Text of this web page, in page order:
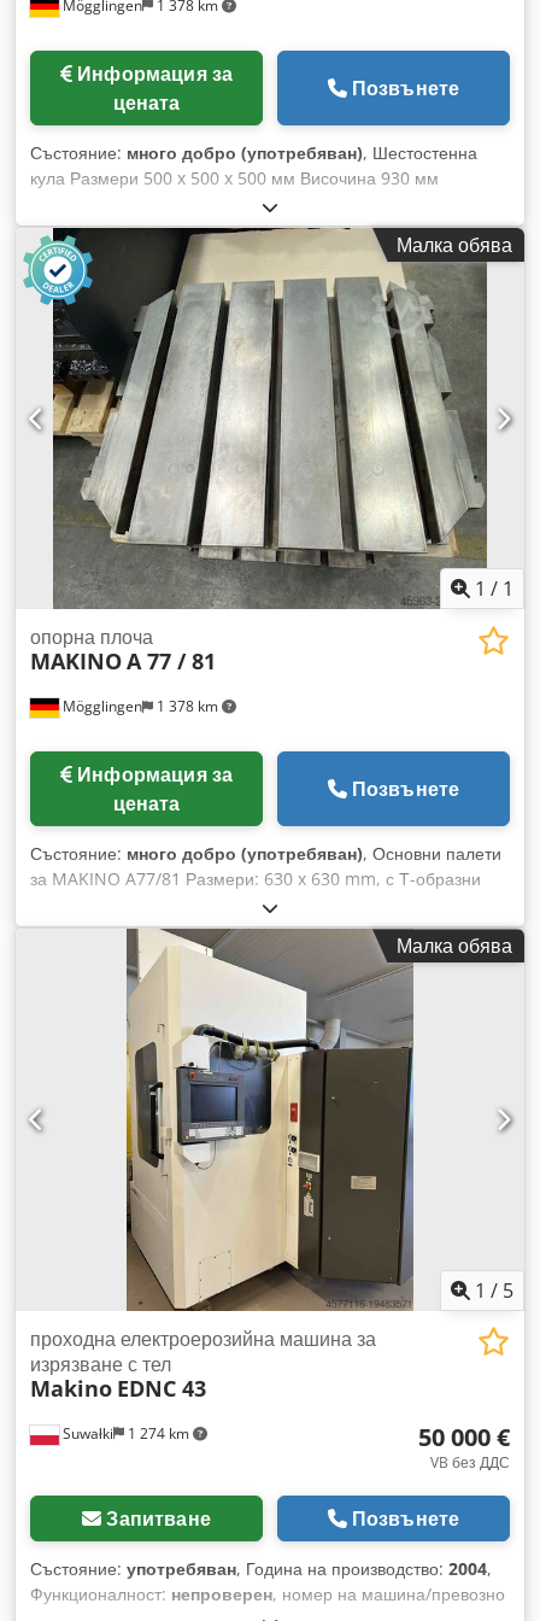
Mögglingen 1 378 km
Информация за
цената
Позвънете
Състояние: много добро (употребяван), Шестостенна
кула Размери 500 x 500 x 500 мм Височина 930 мм
Основна плоча 630 x 630 мм Растер 40 мм Dkedoyl
Swdjpfx Adter Двоен ъгъл Размери 630 x 200 мм Височина
760 мм Основна плоча 630 x 630 мм Растер 40 мм
Квадратна кула Размери 400 x 400 мм Височина 930 мм
Основна плоча 630 x 630 мм Растер 40 мм
Малка обява
1 / 1
Mögglingen 1 378 km
опорна плоча
MAKINOA 77 / 81
Информация за
цената
Позвънете
Състояние: много добро (употребяван), Основни палети
за MAKINO A77/81 Размери: 630 x 630 mm, с Т-образни
канали, разстояние между каналите 125 mm Dedpfxsyl Sv
To Adtskr Налични са няколко броя!
Малка обява
1 / 5
Suwałki 1 274 km
проходна електроерозийна машина за
изрязване с тел
Makino EDNC 43
50 000 €
VB без ДДС
Запитване Позвънете
Състояние: употребяван, Година на производство: 2004,
Функционалност: непроверен, номер на машина/превозно